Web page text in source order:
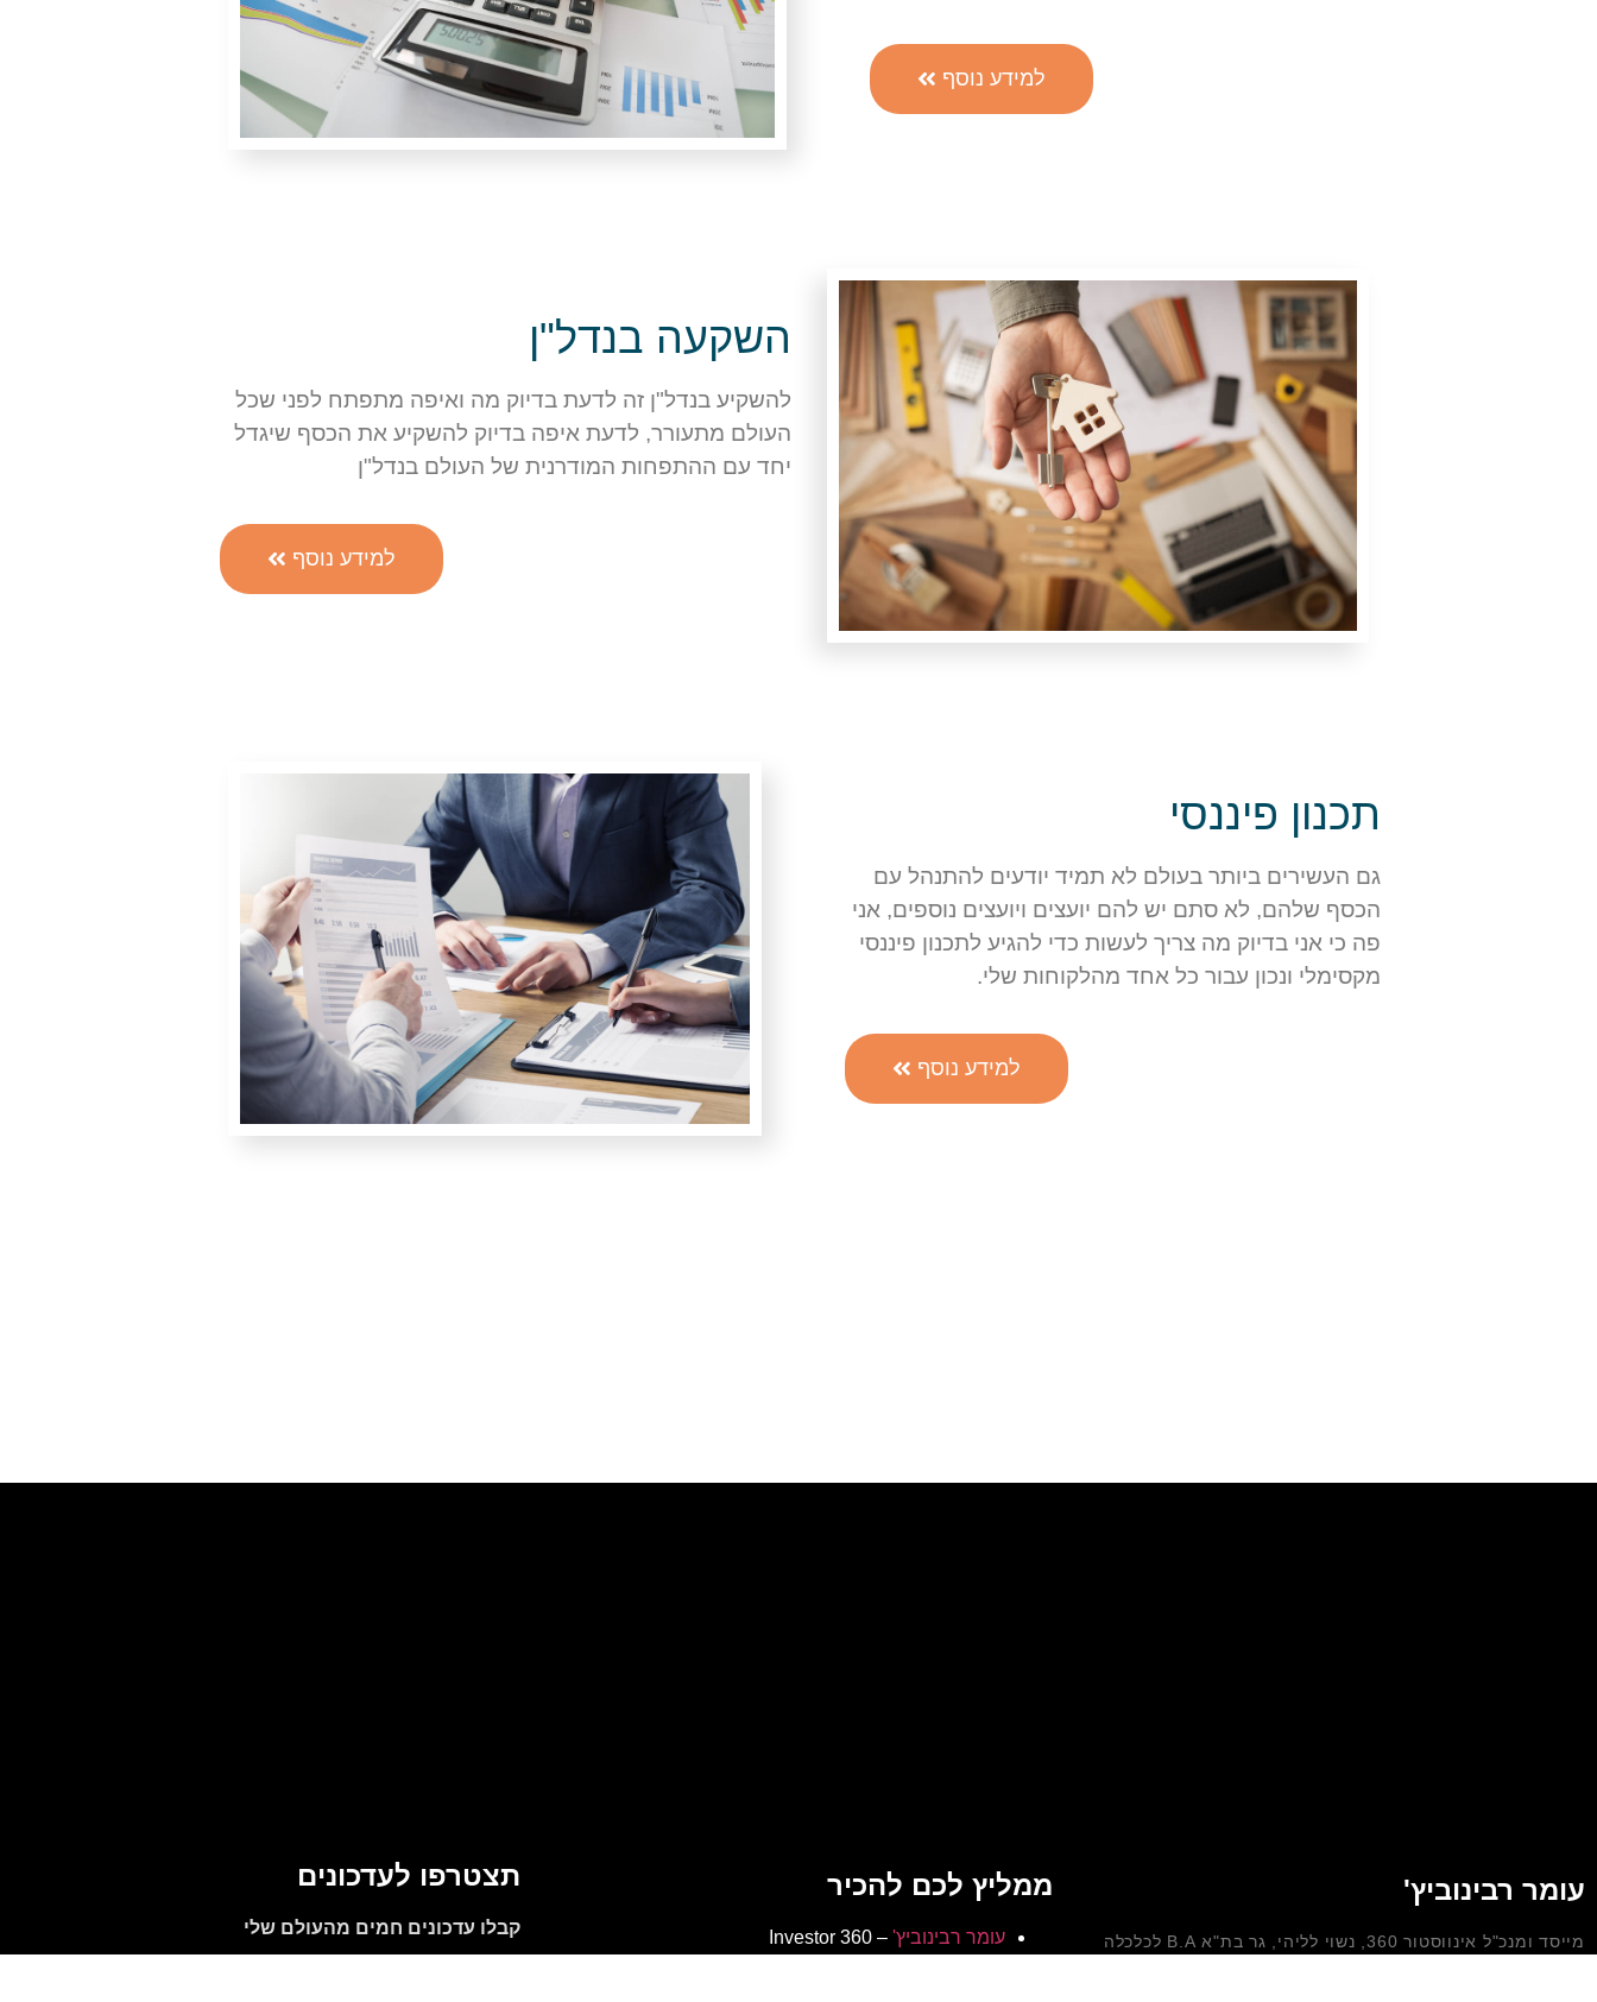
למידע נוסף
השקעה בנדל"ן
להשקיע בנדל"ן זה לדעת בדיוק מה ואיפה מתפתח לפני שכל
העולם מתעורר, לדעת איפה בדיוק להשקיע את הכסף שיגדל
יחד עם ההתפחות המודרנית של העולם בנדל"ן
למידע נוסף
תכנון פיננסי
גם העשירים ביותר בעולם לא תמיד יודעים להתנהל עם
הכסף שלהם, לא סתם יש להם יועצים ויועצים נוספים, אני
פה כי אני בדיוק מה צריך לעשות כדי להגיע לתכנון פיננסי
מקסימלי ונכון עבור כל אחד מהלקוחות שלי.
למידע נוסף
עומר רבינוביץ'
מייסד ומנכ"ל אינווסטור 360, נשוי לליהי, גר בת"א B.A לכלכלה
ממליץ לכם להכיר
עומר רבינוביץ'– 360 Investor
תצטרפו לעדכונים
קבלו עדכונים חמים מהעולם שלי